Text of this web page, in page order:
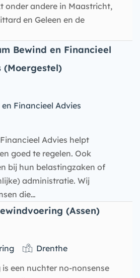
onder andere in Maastricht,
en Geleen en de
Bewind en Financieel
(Moergestel)
Financieel Advies
Advies helpt
goed te regelen. Ook
bij hun belastingzaken of
administratie. Wij
die…
(Assen)
Drenthe
een nuchter no-nonsense